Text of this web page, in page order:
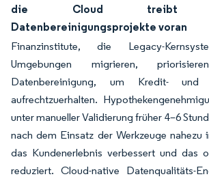
die Cloud treibt
Datenbereinigungsprojekte voran
Finanzinstitute, die Legacy-
Umgebungen migrieren,
Datenbereinigung, um Kredit- und
aufrechtzuerhalten.
unter manueller Validierung früher 4–6
nach dem Einsatz der Werkzeuge nahezu
das Kundenerlebnis verbessert und das
reduziert. Cloud-native Datenqualitäts-